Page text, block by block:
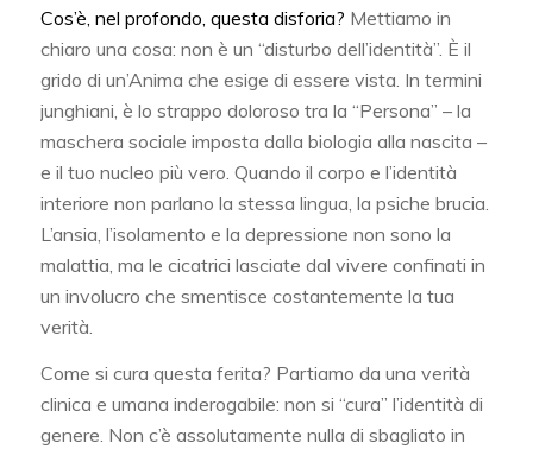
Cos’è, nel profondo, questa disforia? Mettiamo in
chiaro una cosa: non è un “disturbo dell’identità”. È il
grido di un’Anima che esige di essere vista. In termini
junghiani, è lo strappo doloroso tra la “Persona” – la
maschera sociale imposta dalla biologia alla nascita –
e il tuo nucleo più vero. Quando il corpo e l’identità
interiore non parlano la stessa lingua, la psiche brucia.
L’ansia, l’isolamento e la depressione non sono la
malattia, ma le cicatrici lasciate dal vivere confinati in
un involucro che smentisce costantemente la tua
verità.
Come si cura questa ferita? Partiamo da una verità
clinica e umana inderogabile: non si “cura” l’identità di
genere. Non c’è assolutamente nulla di sbagliato in